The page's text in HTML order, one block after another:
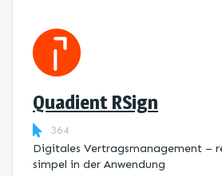
Quadient RSign
364
Digitales Vertragsmanagement –
simpel in der Anwendung